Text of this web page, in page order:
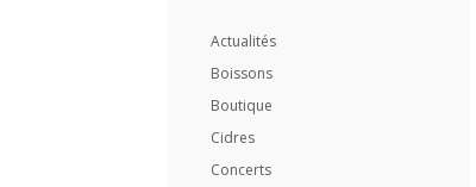
Actualités
Boissons
Boutique
Cidres
Concerts